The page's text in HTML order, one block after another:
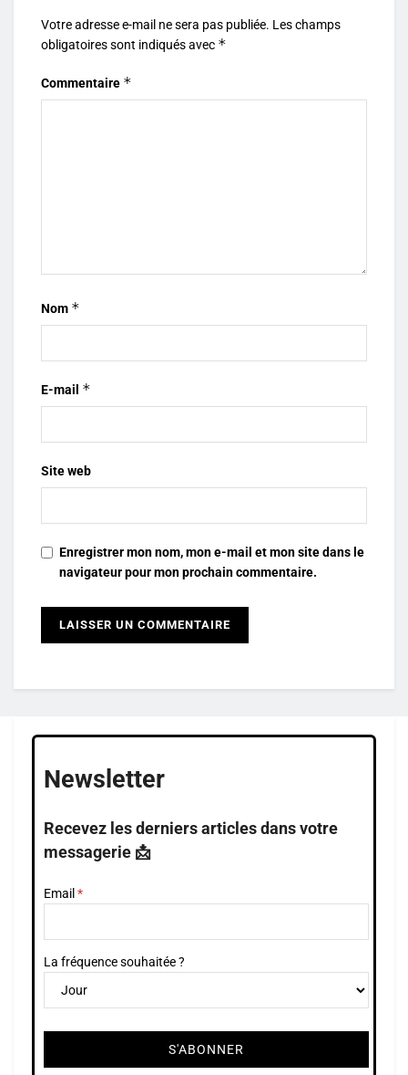
Votre adresse e-mail ne sera pas publiée. Les champs
obligatoires sont indiqués avec *
Commentaire *
Nom *
E-mail *
Site web
Enregistrer mon nom, mon e-mail et mon site dans le
navigateur pour mon prochain commentaire.
Newsletter
Recevez les derniers articles dans votre
messagerie 📩
Email
La fréquence souhaitée ?